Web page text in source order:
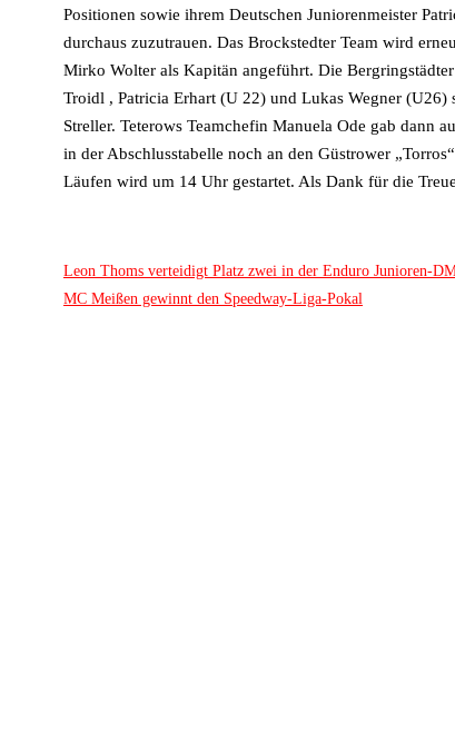
Positionen sowie ihrem Deutschen Juniorenmeister
durchaus zuzutrauen. Das Brockstedter Team wird
Mirko Wolter als Kapitän angeführt. Die
Troidl , Patricia Erhart (U 22) und Lukas Wegner
Streller. Teterows Teamchefin Manuela Ode gab dann
in der Abschlusstabelle noch an den Güstrower
Läufen wird um 14 Uhr gestartet. Als Dank für die
Leon Thoms verteidigt Platz zwei in der Enduro Junioren-
MC Meißen gewinnt den Speedway-Liga-Pokal